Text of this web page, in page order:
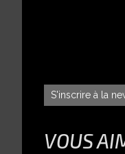
S'inscrire à la
VOUS